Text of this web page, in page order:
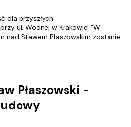
dla przyszłych
ul. Wodnej w Krakowie! "W
nad Stawem Płaszowskim zostanie
Płaszowski -